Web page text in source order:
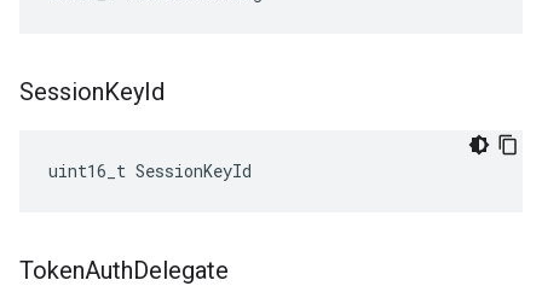
SessionKeyId
uint16_t SessionKeyId
TokenAuthDelegate